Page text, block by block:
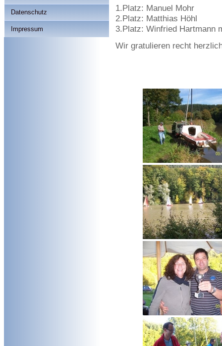
Datenschutz
Impressum
1.Platz: Manuel Mohr
2.Platz: Matthias Höhl
3.Platz: Winfried Hartmann
Wir gratulieren recht